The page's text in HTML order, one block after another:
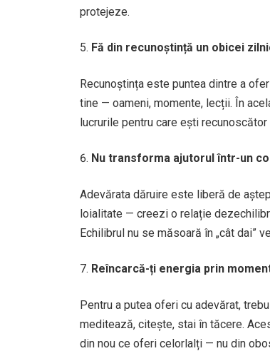
protejeze.
Fă din recunoștință un obicei
Recunoștința este puntea dintre a
tine — oameni, momente, lecții. În
lucrurile pentru care ești
Nu transforma ajutorul într-un
Adevărata dăruire este liberă de
loialitate — creezi o relație
Echilibrul nu se măsoară în „cât dai”
Reîncarcă-ți energia prin
Pentru a putea oferi cu adevărat,
meditează, citește, stai în tăcere.
din nou ce oferi celorlalți — nu din